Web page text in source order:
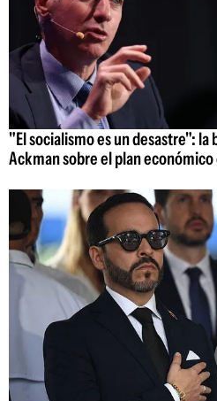
"El socialismo es un desastre":
Ackman sobre el plan